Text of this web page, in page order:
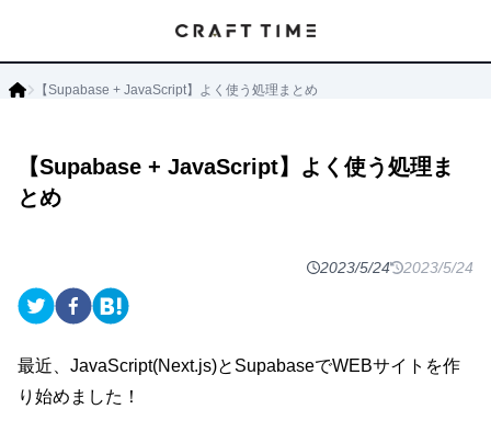
【Supabase + JavaScript】よく使う処理まとめ
【Supabase + JavaScript】よく使う処理ま
とめ
2023/5/24 2023/5/24
最近、JavaScript(Next.js)とSupabaseでWEBサイトを作
り始めました！